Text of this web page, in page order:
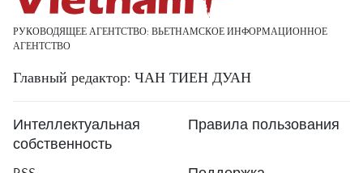
РУКОВОДЯЩЕЕ АГЕНТСТВО: ВЬЕТНАМСКОЕ ИНФОРМАЦИОННОЕ
АГЕНТСТВО
Главный редактор: ЧАН ТИЕН ДУАН
Интеллектуальная
собственность
Правила пользования